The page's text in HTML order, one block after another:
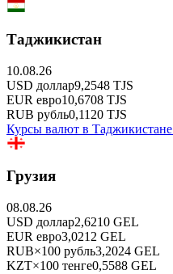
Таджикистан
10.08.26
USD доллар9,2548 TJS
EUR евро10,6708 TJS
RUB рубль0,1120 TJS
Курсы валют в Таджикистане
Грузия
08.08.26
USD доллар2,6210 GEL
EUR евро3,0212 GEL
RUB×100 рубль3,2024 GEL
KZT×100 тенге0,5588 GEL